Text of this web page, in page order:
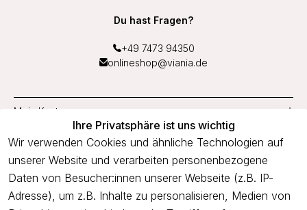
Ihre Privatsphäre ist uns wichtig
Wir verwenden Cookies und ähnliche Technologien auf
unserer Website und verarbeiten personenbezogene
Daten von Besucher:innen unserer Webseite (z.B. IP-
Adresse), um z.B. Inhalte zu personalisieren, Medien von
Du hast Fragen?
+49 7473 94350
onlineshop@viania.de
Mein Konto
Service
Unternehmen